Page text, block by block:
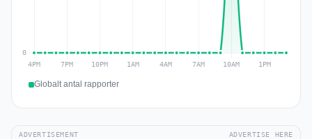
Globalt antal rapporter
ADVERTISEMENT ADVERTISE HERE